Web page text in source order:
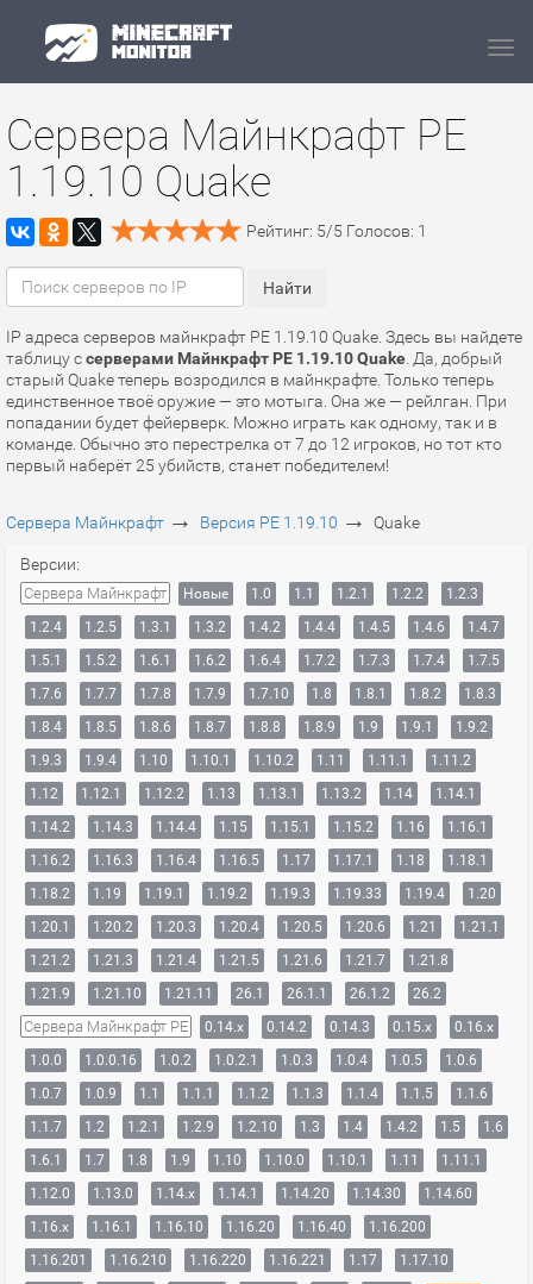
Сервера Майнкрафт PE
1.19.10 Quake
Рейтинг: 5/5 Голосов: 1
IP адреса серверов майнкрафт PE 1.19.10 Quake. Здесь вы найдете
таблицу ссерверами Майнкрафт PE 1.19.10 Quake . Да, добрый
старый Quake теперь возродился в майнкрафте. Только теперь
единственное твоё оружие — это мотыга. Она же — рейлган. При
попадании будет фейерверк. Можно играть как одному, так и в
команде. Обычно это перестрелка от 7 до 12 игроков, но тот кто
первый наберёт 25 убийств, станет победителем!
Сервера Майнкрафт → Версия PE 1.19.10 → Quake
Версии:
Сервера Майнкрафт Новые 1.0 1.1 1.2.1 1.2.2
1.2.3
1.2.4
1.2.5 1.3.1 1.3.2 1.4.2 1.4.4 1.4.5 1.4.6
1.4.7
1.5.1
1.5.2 1.6.1 1.6.2 1.6.4 1.7.2 1.7.3 1.7.4
1.7.5
1.7.6
1.7.7 1.7.8 1.7.9 1.7.10 1.8 1.8.1 1.8.2
1.8.3
1.8.4
1.8.5 1.8.6 1.8.7 1.8.8 1.8.9 1.9 1.9.1
1.9.2
1.9.3
1.9.4 1.10 1.10.1 1.10.2 1.11 1.11.1
1.11.2
1.12
1.12.1 1.12.2 1.13 1.13.1 1.13.2 1.14
1.14.1
1.14.2
1.14.3 1.14.4 1.15 1.15.1 1.15.2 1.16
1.16.1
1.16.2
1.16.3 1.16.4 1.16.5 1.17 1.17.1 1.18
1.18.1
1.18.2
1.19 1.19.1 1.19.2 1.19.3 1.19.33 1.19.4
1.20
1.20.1
1.20.2 1.20.3 1.20.4 1.20.5 1.20.6 1.21
1.21.1
1.21.2
1.21.3 1.21.4 1.21.5 1.21.6 1.21.7
1.21.8
1.21.9
1.21.10 1.21.11 26.1 26.1.1 26.1.2 26.2
Сервера Майнкрафт PE 0.14.x 0.14.2 0.14.3 0.15.x
0.16.x
1.0.0
1.0.0.16 1.0.2 1.0.2.1 1.0.3 1.0.4 1.0.5
1.0.6
1.0.7
1.0.9 1.1 1.1.1 1.1.2 1.1.3 1.1.4 1.1.5
1.1.6
1.1.7
1.2 1.2.1 1.2.9 1.2.10 1.3 1.4 1.4.2 1.5
1.6
1.6.1
1.7 1.8 1.9 1.10 1.10.0 1.10.1 1.11
1.11.1
1.12.0
1.13.0 1.14.x 1.14.1 1.14.20 1.14.30
1.14.60
1.16.x
1.16.1 1.16.10 1.16.20 1.16.40
1.16.200
1.16.201
1.16.210 1.16.220 1.16.221 1.17
1.17.10